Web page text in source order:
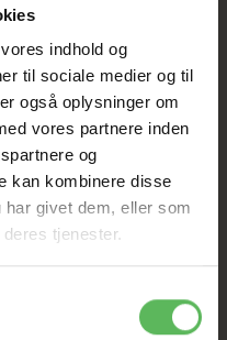
indhold og
til sociale medier og til
også oplysninger om
vores partnere inden
og
kan kombinere disse
givet dem, eller som
tjenester.
ER
IKKE